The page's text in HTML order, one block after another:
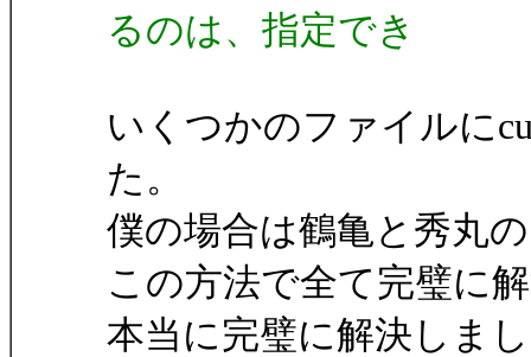
るのは、指定でき
いくつかのファイルに
た。
僕の場合は鶴亀と秀丸
この方法で全て完璧に
本当に完璧に解決しま